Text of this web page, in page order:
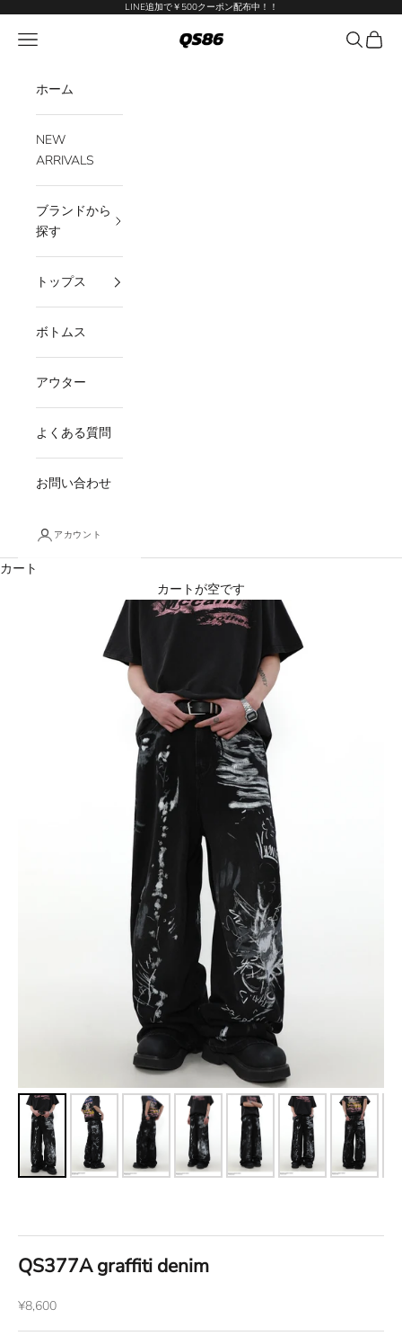
LINE追加で￥500クーポン配布中！！
QS86
メニューを開く 検索を開
カー
ホーム
NEW
ARRIVALS
ブランドから
探す
トップス
ボトムス
アウター
よくある質問
お問い合わせ
アカウント
カート
カートが空です
QS377A graffiti denim
セール価格
¥8,600